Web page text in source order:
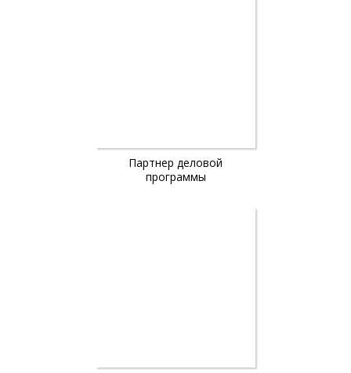
Партнер деловой
программы